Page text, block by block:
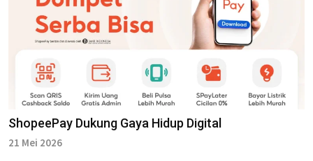
ShopeePay Dukung Gaya Hidup Digital
21 Mei 2026